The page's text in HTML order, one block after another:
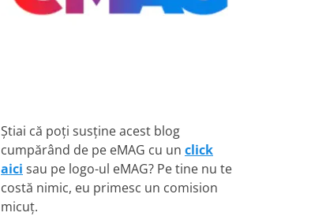
Știai că poți susține acest blog
cumpărând de pe eMAG cu un click
aici sau pe logo-ul eMAG? Pe tine nu te
costă nimic, eu primesc un comision
micuț.